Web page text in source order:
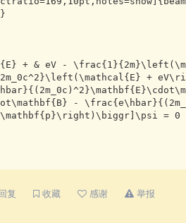
+
-
= 0
复 收藏 感谢 举报